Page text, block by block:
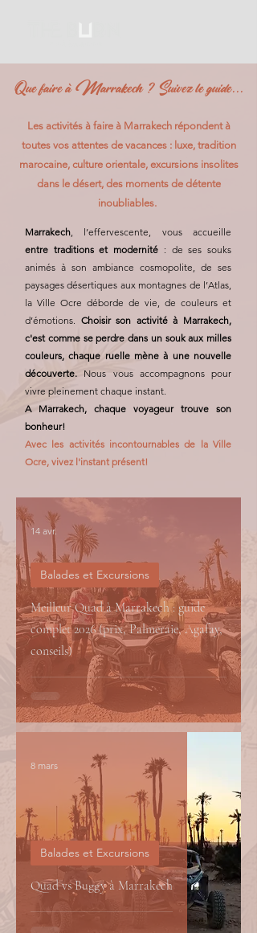
Que faire à Marrakech ? Suivez le guide...
Les activités à faire à Marrakech répondent à
toutes vos attentes de vacances : luxe, tradition
marocaine, culture orientale, excursions insolites
dans le désert, des moments de détente
inoubliables.
Marrakech, l’effervescente, vous accueille
entre traditions et modernité : de ses souks
animés à son ambiance cosmopolite, de ses
paysages désertiques aux montagnes de l’Atlas,
la Ville Ocre déborde de vie, de couleurs et
d’émotions. Choisir son activité à Marrakech,
c'est comme se perdre dans un souk aux milles
couleurs, chaque ruelle mène à une nouvelle
découverte. Nous vous accompagnons pour
vivre pleinement chaque instant.
A Marrakech, chaque voyageur trouve son
bonheur!
Avec les activités incontournables de la Ville
Ocre, vivez l'instant présent!
Meilleur Quad à Marrakech : guide
complet 2026 (prix, Palmeraie, Agafay,
conseils)
Balades et Excursions
14 avr.
Quad vs Buggy à Marrakech
Balades et Excursions
8 mars